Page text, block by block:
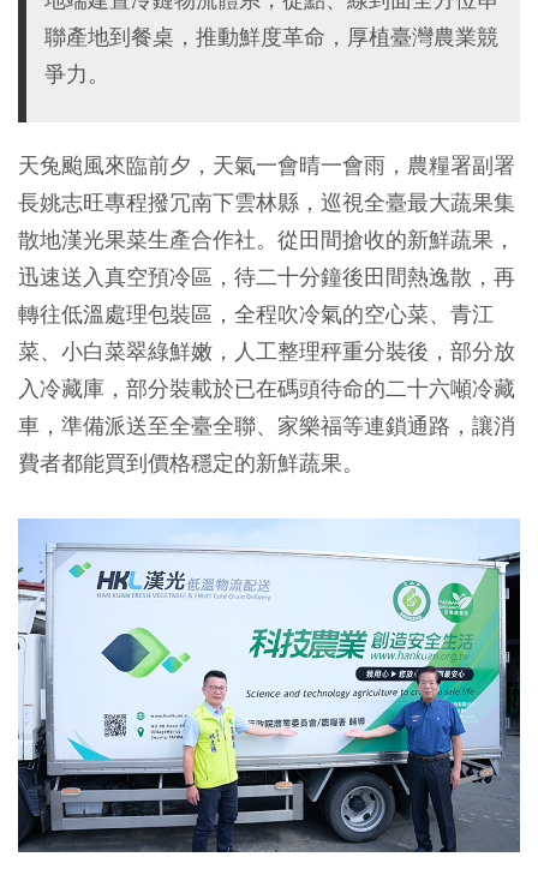
聯產地到餐桌，推動鮮度革命，厚植臺灣農業競
爭力。
天兔颱風來臨前夕，天氣一會晴一會雨，農糧署副署
長姚志旺專程撥冗南下雲林縣，巡視全臺最大蔬果集
散地漢光果菜生產合作社。從田間搶收的新鮮蔬果，
迅速送入真空預冷區，待二十分鐘後田間熱逸散，再
轉往低溫處理包裝區，全程吹冷氣的空心菜、青江
菜、小白菜翠綠鮮嫩，人工整理秤重分裝後，部分放
入冷藏庫，部分裝載於已在碼頭待命的二十六噸冷藏
車，準備派送至全臺全聯、家樂福等連鎖通路，讓消
費者都能買到價格穩定的新鮮蔬果。